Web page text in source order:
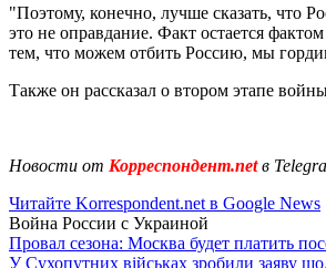
"Поэтому, конечно, лучше сказать, что
это не оправдание. Факт остается
тем, что можем отбить Россию, мы
Также он рассказал о втором этапе
Новости от Корреспондент.netв
Читайте Korrespondent.net в Google News
Война России с Украиной
Провал сезона: Москва будет платить
У Сухопутних військах зробили заяву